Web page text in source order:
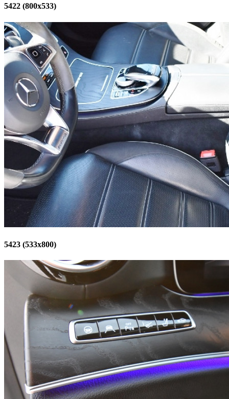
5422 (800x533)
5423 (533x800)